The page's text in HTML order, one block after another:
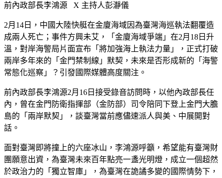
前內政部長李鴻源 X 主持人彭瀞儀
2月 14 日，中國大陸快艇在金廈海域因為臺灣海巡執法翻覆造
成兩人死亡；事件方興未艾，「金廈海域爭端」在2月 18 日升
溫，對岸海警局片面宣布「將加強海上執法力量」，正式打破
兩岸多年來的「金門禁制線」默契，未來是否形成新的「海警
常態化巡察」？引發國際媒體高度關注。
前內政部長李鴻源2月 16 日接受錄音訪問時，以他內政部長任
內，曾在金門防衛指揮部（金防部）司令陪同下登上金門大膽
島的「兩岸默契」，談臺灣當前應儘速派人與美、中展開對
話。
面對臺灣即將撞上的六座冰山，李鴻源呼籲，希望能有臺灣財
團願意出資，為臺灣未來百年點亮一盞光明燈，成立一個超然
於政治力的「獨立智庫」，為臺灣在詭譎多變的國際情勢下，